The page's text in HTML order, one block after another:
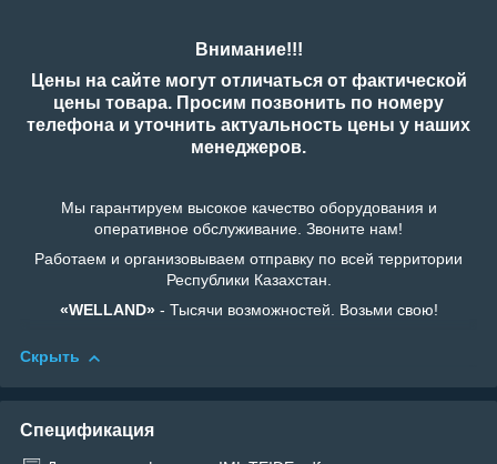
Внимание!!!
Цены на сайте могут отличаться от фактической
цены товара. Просим позвонить по номеру
телефона и уточнить актуальность цены у наших
менеджеров.
Мы гарантируем высокое качество оборудования и
оперативное обслуживание. Звоните нам!
Работаем и организовываем отправку по всей территории
Республики Казахстан.
«WELLAND»- Тысячи возможностей. Возьми свою!
Скрыть
Спецификация